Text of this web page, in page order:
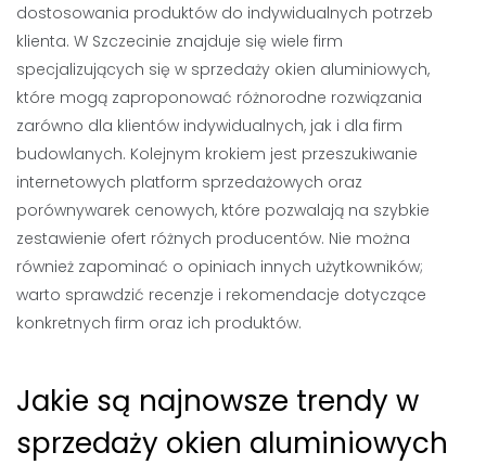
dostosowania produktów do indywidualnych potrzeb
klienta. W Szczecinie znajduje się wiele firm
specjalizujących się w sprzedaży okien aluminiowych,
które mogą zaproponować różnorodne rozwiązania
zarówno dla klientów indywidualnych, jak i dla firm
budowlanych. Kolejnym krokiem jest przeszukiwanie
internetowych platform sprzedażowych oraz
porównywarek cenowych, które pozwalają na szybkie
zestawienie ofert różnych producentów. Nie można
również zapominać o opiniach innych użytkowników;
warto sprawdzić recenzje i rekomendacje dotyczące
konkretnych firm oraz ich produktów.
Jakie są najnowsze trendy w
sprzedaży okien aluminiowych